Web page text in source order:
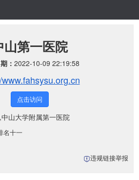
山第一医院
： 2022-10-09 22:19:58
点击访问
山大学附属第一医院
名十一
违规链接举报